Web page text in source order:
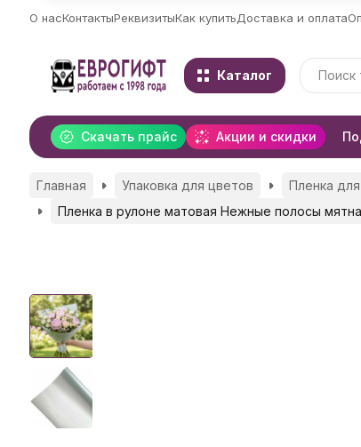
О насКонтактыРеквизитыКак купитьДоставка и оплата
Каталог
Скачать прайс Акции и скидки
Главная Упаковка для цветов
Пленка
Пленка в рулоне матовая Нежные полосы